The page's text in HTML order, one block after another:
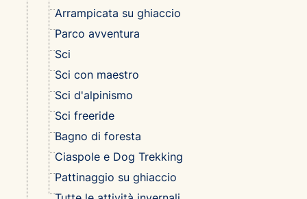
Arrampicata su ghiaccio
Parco avventura
Sci
Sci con maestro
Sci d'alpinismo
Sci freeride
Bagno di foresta
Ciaspole e Dog Trekking
Pattinaggio su ghiaccio